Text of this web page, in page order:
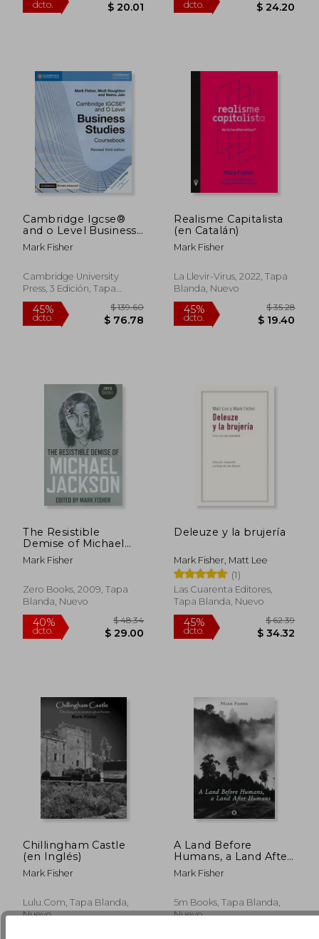
45%
dcto. $ 27.04
45%
dcto.
45% 45%
dcto.
Cambridge Igcse®
and o Level Business
Studies Revised Cours
With Cambridge
Edition (2 Years)
(Cambridge
(en Inglés)
Mark Fisher
Cambridge University
Press, 3 Edición, Tapa
Blanda, Nuevo
45%
dcto.
$ 139.60
Realisme Capitalista
(en Catalán)
Mark Fisher
La Llevir-Virus, 2022, Tapa
Blanda, Nuevo
45%
dcto.
The Resistible
Demise of Michael
Jackson (en Inglés)
Mark Fisher
Zero Books, 2009, Tapa
Blanda, Nuevo
Deleuze y la brujería
Mark Fisher, Matt Lee
(1)
Las Cuarenta Editores,
Tapa Blanda, Nuevo
Chillingham Castle
(en Inglés)
Mark Fisher
Lulu.com, Tapa Blanda,
Nuevo
A Land Before
Humans, a Land After
Humans (en Inglés)
Mark Fisher
5m Books, Tapa Blanda,
Nuevo